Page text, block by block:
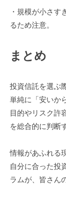
・規模が小さす
るため注意。
まとめ
投資信託を選ぶ
単純に「安いか
目的やリスク許
を総合的に判断
情報があふれる
自分に合った投
ラムが、皆さん